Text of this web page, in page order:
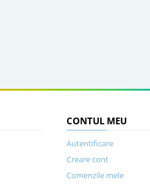
CONTUL MEU
Autentificare
Creare cont
Comenzile mele